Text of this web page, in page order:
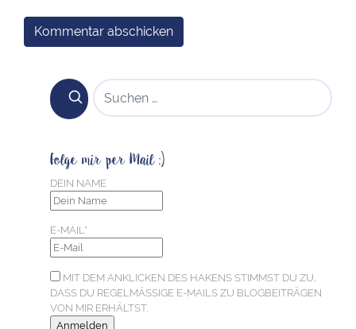
SUCHEN NACH:
Folge mir per Mail :)
DEIN NAME
E-MAIL*
MIT DEM ANKLICKEN DES HAKENS STIMMST DU ZU,
DASS DU REGELMÄSSIGE E-MAILS ZU BLOGBEITRÄGEN V
ON MIR ERHÄLTST.